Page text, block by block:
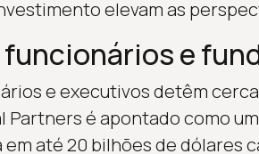
elevam as
e
e executivos detêm
Partners é apontado como
até 20 bilhões de dólares